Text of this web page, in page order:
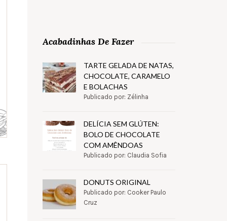
Acabadinhas De Fazer
TARTE GELADA DE NATAS,
CHOCOLATE, CARAMELO
E BOLACHAS
Publicado por: Zélinha
DELÍCIA SEM GLÚTEN:
BOLO DE CHOCOLATE
COM AMÊNDOAS
Publicado por: Claudia Sofia
DONUTS ORIGINAL
Publicado por: Cooker Paulo
Cruz